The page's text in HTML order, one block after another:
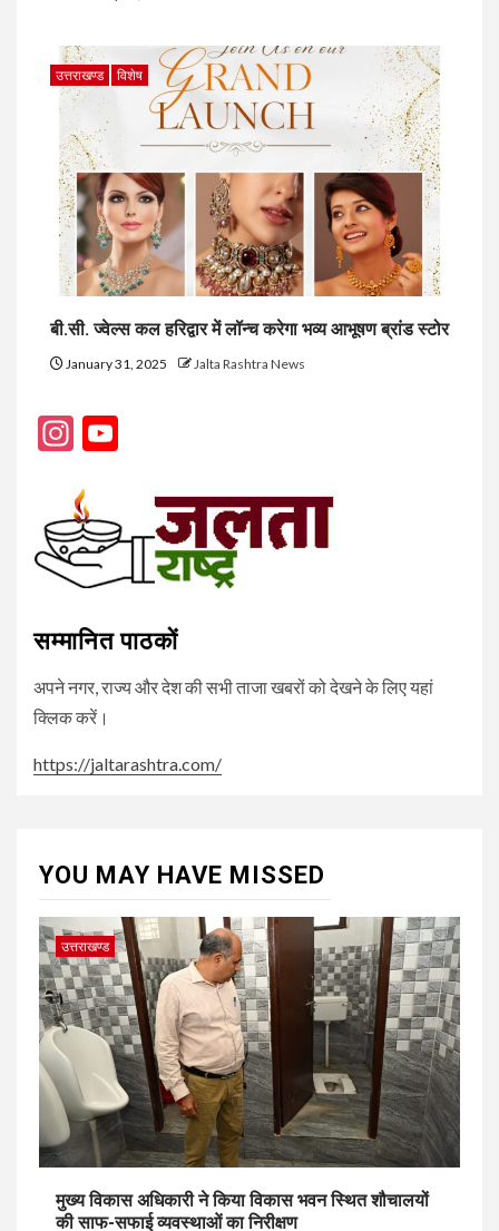
उत्तराखण्ड विशेष
बी.सी. ज्वेल्स कल हरिद्वार में लॉन्च करेगा भव्य आभूषण ब्रांड स्टोर
January 31, 2025 Jalta Rashtra News
Instagram
सम्मानित पाठकों
अपने नगर, राज्य और देश की सभी ताजा खबरों को देखने के लिए यहां
क्लिक करें।
https://jaltarashtra.com/
YOU MAY HAVE MISSED
उत्तराखण्ड
मुख्य विकास अधिकारी ने किया विकास भवन स्थित शौचालयों
की साफ-सफाई व्यवस्थाओं का निरीक्षण